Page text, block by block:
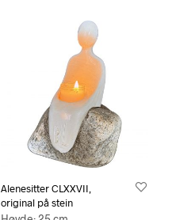
Alenesitter CLXXVII,
original på stein